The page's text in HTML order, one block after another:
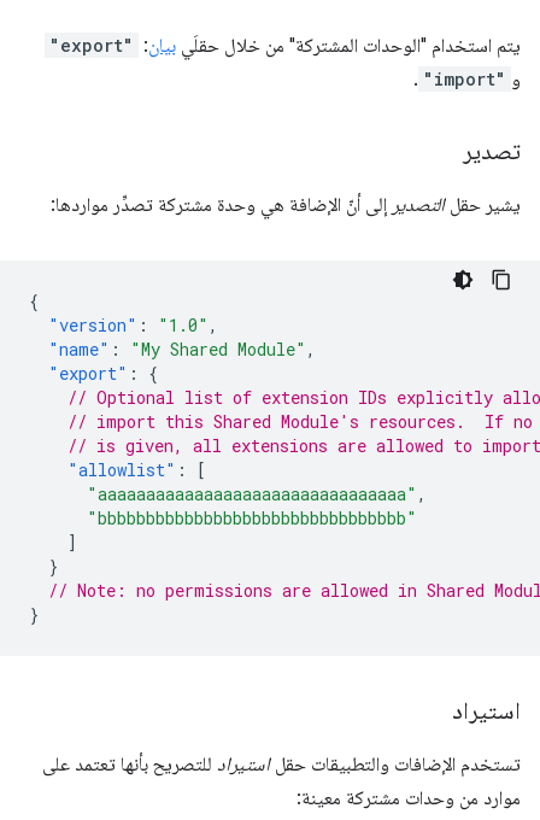
يتم استخدام "الوحدات المشتركة" من خلال حقلَي بيان:
"export"
و "import"
.
تصدير
يشير حقلالتصدير إلى أنّ الإضافة هي وحدة مشتركة تصدِّر مواردها:
{
"version" : "1.0" ,
"name" : "My Shared Module" ,
"export" :
{
// Optional list of extension IDs explicitly
// import this Shared Module's resources.  If
// is given, all extensions are allowed to
"allowlist" :
[
"aaaaaaaaaaaaaaaaaaaaaaaaaaaaaaaa" ,
"bbbbbbbbbbbbbbbbbbbbbbbbbbbbbbbb"
]
}
// Note: no permissions are allowed in Shared
}
استيراد
تستخدم الإضافات والتطبيقات حقلاستيراد للتصريح بأنها تعتمد على
موارد من وحدات مشتركة معينة: